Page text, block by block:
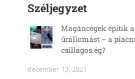
Széljegyzet
Magáncégek építik
űrállomást – a
csillagos ég?
december 13, 2021